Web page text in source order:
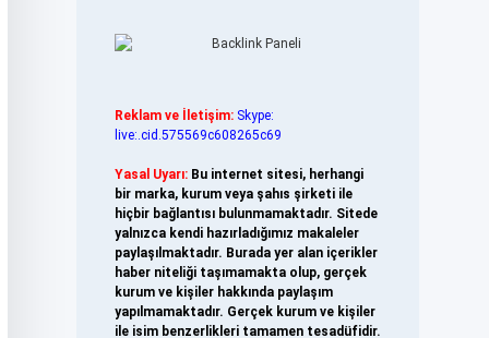
Reklam ve İletişim: Skype:
live:.cid.575569c608265c69
Yasal Uyarı: Bu internet sitesi, herhangi
bir marka, kurum veya şahıs şirketi ile
hiçbir bağlantısı bulunmamaktadır. Sitede
yalnızca kendi hazırladığımız makaleler
paylaşılmaktadır. Burada yer alan içerikler
haber niteliği taşımamakta olup, gerçek
kurum ve kişiler hakkında paylaşım
yapılmamaktadır. Gerçek kurum ve kişiler
ile isim benzerlikleri tamamen tesadüfidir.